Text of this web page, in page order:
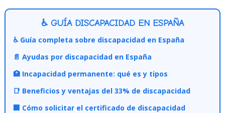
♿ GUÍA DISCAPACIDAD EN ESPAÑA
♿ Guía completa sobre discapacidad en España
📄 Ayudas por discapacidad en España
🏥 Incapacidad permanente: qué es y tipos
📑 Beneficios y ventajas del 33% de discapacidad
🏢 Cómo solicitar el certificado de discapacidad